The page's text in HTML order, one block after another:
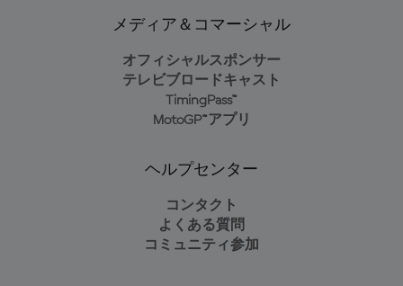
メディア＆コマーシャル
オフィシャルスポンサー
テレビブロードキャスト
TimingPass™
MotoGP™アプリ
ヘルプセンター
コンタクト
よくある質問
コミュニティ参加